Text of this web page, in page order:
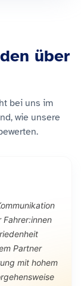
über
bei uns im
wie unsere
Partner
mit hohem